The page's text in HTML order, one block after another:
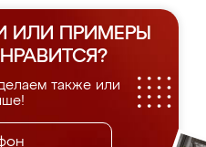
ИЛИ ПРИМЕРЫ
также или